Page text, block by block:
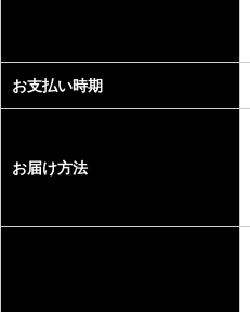
お支払い時期
お届け方法